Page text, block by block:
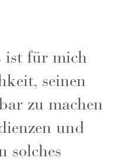
ist für mich
seinen
zu machen
und
solches